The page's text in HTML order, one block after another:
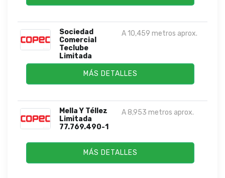
Sociedad
Comercial
Teclube
Limitada
A 10,459 metros aprox.
MÁS DETALLES
Mella Y Téllez
Limitada
77.769.490-1
A 8,953 metros aprox.
MÁS DETALLES